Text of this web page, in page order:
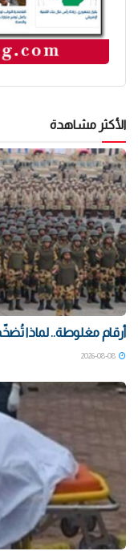
الأكثر مشاهدة
أرقام مغلوطة.. لماذا